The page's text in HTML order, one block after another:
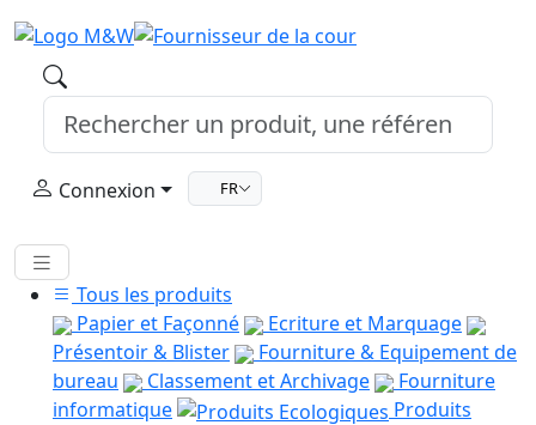
Connexion FR
Tous les produits
Papier et Façonné
Ecriture et Marquage
Présentoir & Blister
Fourniture & Equipement de
bureau
Classement et Archivage
Fourniture
informatique
Produits